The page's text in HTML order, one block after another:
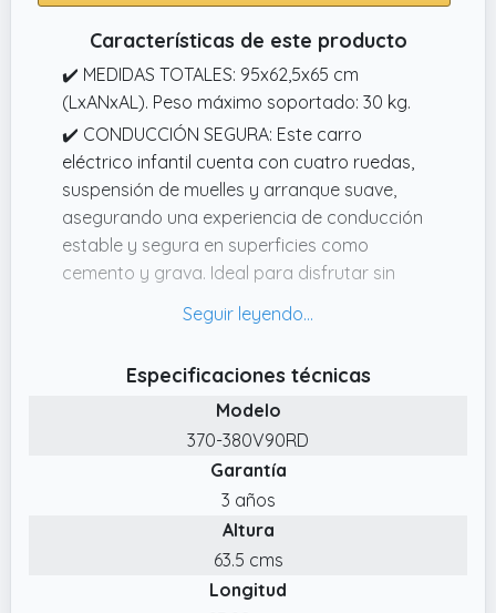
Características de este producto
✔️ MEDIDAS TOTALES: 95x62,5x65 cm
(LxANxAL). Peso máximo soportado: 30 kg.
✔️ CONDUCCIÓN SEGURA: Este carro
eléctrico infantil cuenta con cuatro ruedas,
suspensión de muelles y arranque suave,
asegurando una experiencia de conducción
estable y segura en superficies como
cemento y grava. Ideal para disfrutar sin
mismos con dos velocidades manuales,
mientras que los padres pueden tomar el
control mediante el mando a distancia 2.4G,
con velocidad ajustables (35 km/h),lo que lo
hace ideal para principiantes o conductores
✔️ MOTOR POTENTE: Este coche eléctrico
para niños de 12V cuenta con dos motores
Especificaciones técnicas
Modelo
370-380V90RD
Garantía
3 años
Altura
63.5 cms
Longitud